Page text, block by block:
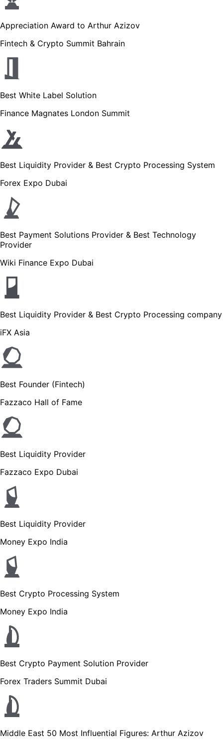
Appreciation Award to Arthur Azizov
Fintech & Crypto Summit Bahrain
Best White Label Solution
Finance Magnates London Summit
Best Liquidity Provider & Best Crypto Processing System
Forex Expo Dubai
Best Payment Solutions Provider & Best Technology
Provider
Wiki Finance Expo Dubai
Best Liquidity Provider & Best Crypto Processing company
iFX Asia
Best Founder (Fintech)
Fazzaco Hall of Fame
Best Liquidity Provider
Fazzaco Expo Dubai
Best Liquidity Provider
Money Expo India
Best Crypto Processing System
Money Expo India
Best Crypto Payment Solution Provider
Forex Traders Summit Dubai
Middle East 50 Most Influential Figures: Arthur Azizov